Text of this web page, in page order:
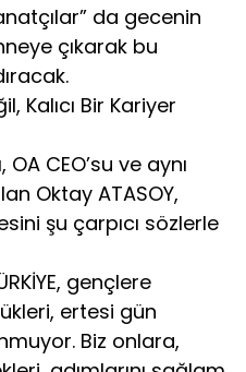
da gecenin
çıkarak bu
Kalıcı Bir Kariyer
CEO’su ve aynı
Oktay ATASOY,
şu çarpıcı sözlerle
gençlere
ertesi gün
Biz onlara,